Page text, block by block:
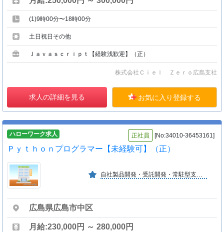
(1)9時00分〜18時00分
土日祝日その他
Ｊａｖａｓｃｒｉｐｔ【経験浅歓迎】（正）
株式会社Ｃｉｅｌ Ｚｅｒｏ広島支社
求人の詳細を見る お気に入り登録する
ハローワーク求人 正社員 [No:34010-36453161]
Ｐｙｔｈｏｎプログラマー【未経験可】（正）
広島県広島市中区
月給:230,000円 ～ 280,000円